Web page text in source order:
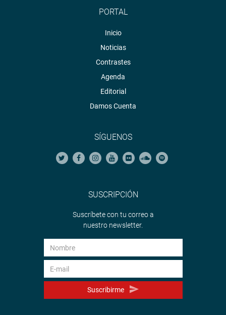
PORTAL
Inicio
Noticias
Contrastes
Agenda
Editorial
Damos Cuenta
SÍGUENOS
SUSCRIPCIÓN
Suscríbete con tu correo a
nuestro newsletter.
Suscribirme